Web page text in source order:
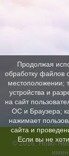
© 2016, Ново-
Продолжая
обработку файлов
местоположении;
устройства и
на сайт
ОС и Браузера;
нажимает
сайта и
Если вы не